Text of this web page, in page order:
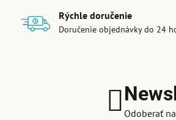
Rýchle doručenie
Doručenie objednávky do 24
Odoberať